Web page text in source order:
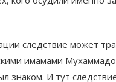
следствие может
имамами
И тут